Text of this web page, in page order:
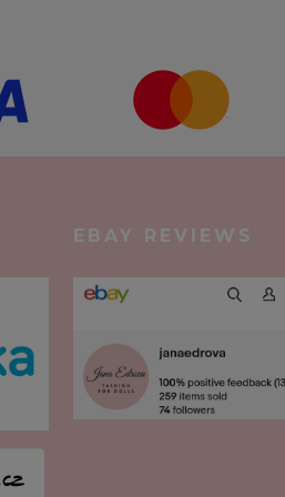
EBAY REVIEWS